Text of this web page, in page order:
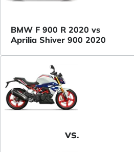
BMW F 900 R 2020 vs
Aprilia Shiver 900 2020
VS.